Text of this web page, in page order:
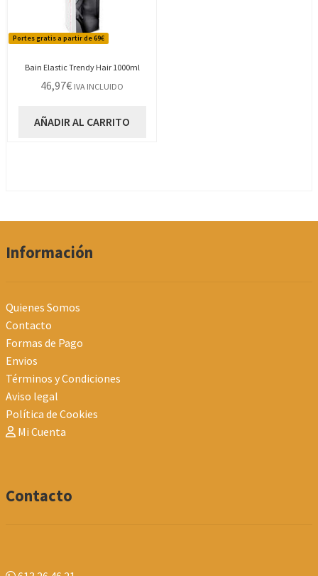
Portes gratis a partir de 69€
Bain Elastic Trendy Hair 1000ml
46,97€ IVA INCLUIDO
AÑADIR AL CARRITO
Información
Quienes Somos
Contacto
Formas de Pago
Envios
Términos y Condiciones
Aviso legal
Política de Cookies
Mi Cuenta
Contacto